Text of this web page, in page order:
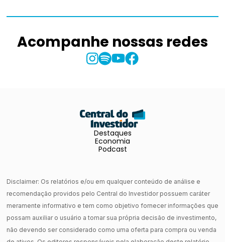
Acompanhe nossas redes
Destaques
Economia
Podcast
Disclaimer: Os relatórios e/ou em qualquer conteúdo de análise e
recomendação providos pelo Central do Investidor possuem caráter
meramente informativo e tem como objetivo fornecer informações que
possam auxiliar o usuário a tomar sua própria decisão de investimento,
não devendo ser considerado como uma oferta para compra ou venda